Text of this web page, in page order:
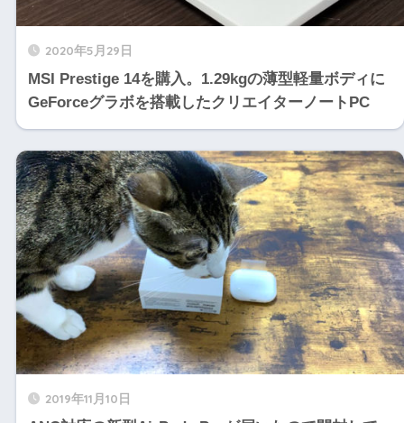
2020年5月29日
MSI Prestige 14を購入。1.29kgの薄型軽量ボディに
GeForceグラボを搭載したクリエイターノートPC
2019年11月10日